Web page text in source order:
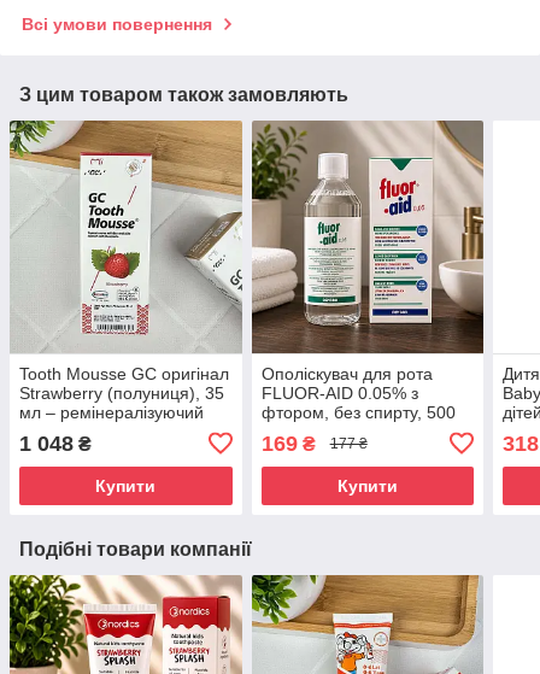
Всі умови повернення
З цим товаром також замовляють
Tooth Mousse GC оригінал
Strawberry (полуниця), 35
мл – ремінералізуючий
чутливості, без фтору
1 048 ₴
Купити
Ополіскувач для рота
FLUOR-AID 0.05% з
фтором, без спирту, 500
мл — для дітей від 6 років
і дорослих
169₴ 177 ₴
Купити
318
Подібні товари компанії